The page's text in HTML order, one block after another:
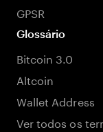
GPSR
Glossário
Bitcoin 3.0
Altcoin
Wallet Address
Ver todos os